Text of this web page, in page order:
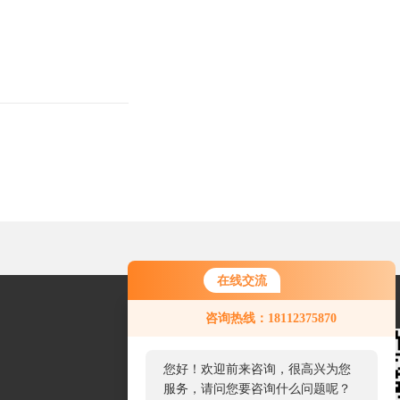
在线交流
咨询热线：18112375870
服务，请问您要咨询什么问题呢？
您好，看您停留很久了，是否找到
了需求产品，您可以直接在线与我